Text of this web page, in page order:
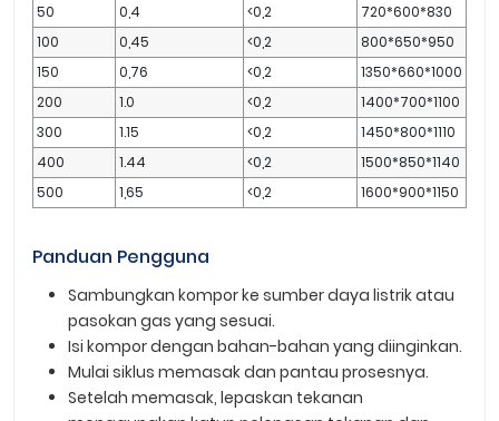
50 0,4 <0,2
720*600*830
100
0,45 <0,2
800*650*950
150
0,76 <0,2
1350*660*1000
200
1.0 <0,2
1400*700*1100
300
1.15 <0,2
1450*800*1110
400
1.44 <0,2
1500*850*1140
500
1,65 <0,2 1600*900*1150
Panduan Pengguna
Sambungkan kompor ke sumber daya listrik atau
pasokan gas yang sesuai.
Isi kompor dengan bahan-bahan yang diinginkan.
Mulai siklus memasak dan pantau prosesnya.
Setelah memasak, lepaskan tekanan